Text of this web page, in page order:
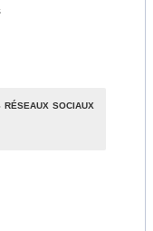
sociaux